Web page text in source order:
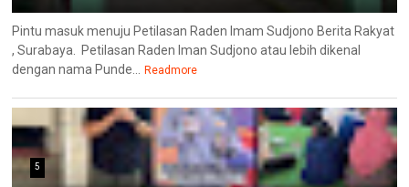
Pintu masuk menuju Petilasan Raden Imam Sudjono Berita Rakyat
, Surabaya. Petilasan Raden Iman Sudjono atau lebih dikenal
dengan nama Punde...
Readmore
5